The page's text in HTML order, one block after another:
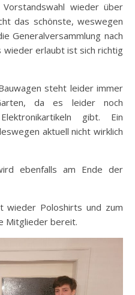
wieder über
das schönste, weswegen
Generalversammlung nach
wieder erlaubt ist sich richtig
steht leider immer
da es leider noch
gibt. Ein
aktuell nicht wirklich
ebenfalls am Ende der
wieder Poloshirts und zum
Mitglieder bereit.